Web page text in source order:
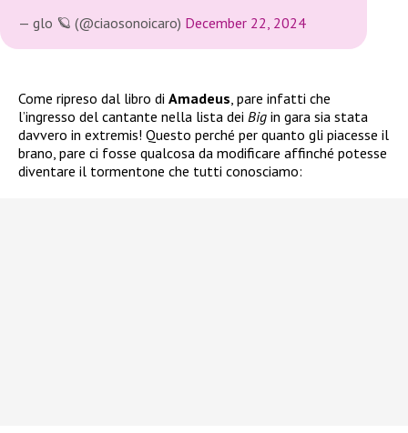
— glo 🪐 (@ciaosonoicaro) December 22, 2024
Come ripreso dal libro di Amadeus , pare infatti che
l’ingresso del cantante nella lista dei Big in gara sia stata
davvero in extremis! Questo perché per quanto gli piacesse il
brano, pare ci fosse qualcosa da modificare affinché potesse
diventare il tormentone che tutti conosciamo: